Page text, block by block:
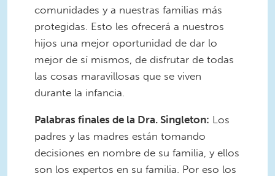
comunidades y a nuestras familias más
protegidas. Esto les ofrecerá a nuestros
hijos una mejor oportunidad de dar lo
mejor de sí mismos, de disfrutar de todas
las cosas maravillosas que se viven
durante la infancia.
Palabras finales de la Dra. Singleton: Los
padres y las madres están tomando
decisiones en nombre de su familia, y ellos
son los expertos en su familia. Por eso los